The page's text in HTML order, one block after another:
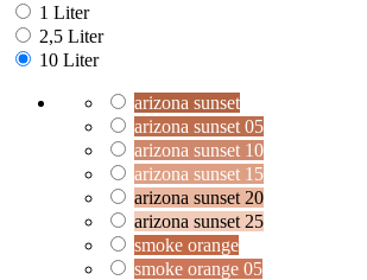
1 Liter
2,5 Liter
10 Liter
arizona sunset
arizona sunset 05
arizona sunset 10
arizona sunset 15
arizona sunset 20
arizona sunset 25
smoke orange
smoke orange 05